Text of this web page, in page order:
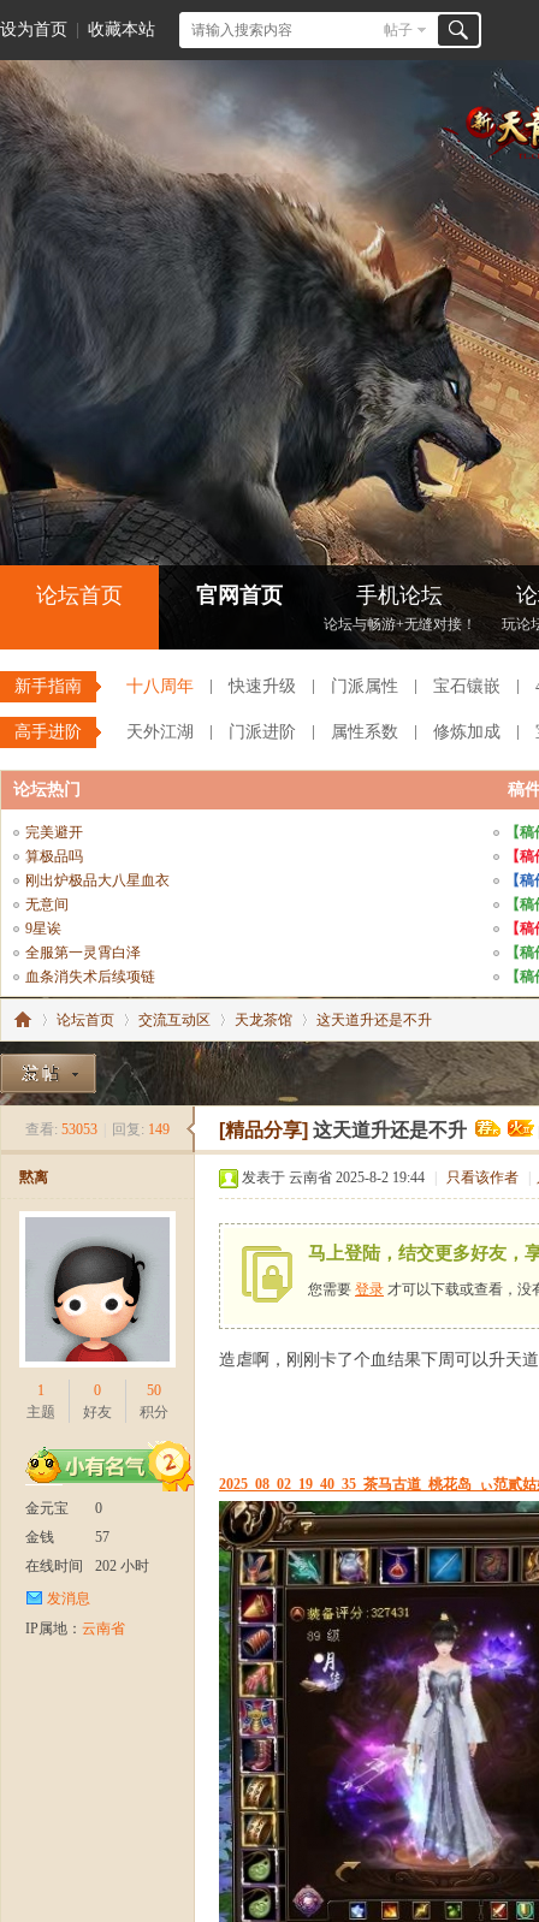
设为首页 收藏本站 帖子
论坛首页 官网首页 手机论坛
论坛与畅游+无缝对接！ 玩论
新手指南 十八周年 快速升级 门派属性 宝石镶嵌
高手进阶 天外江湖 门派进阶 属性系数 修炼加成
论坛热门 稿
完美避开
算极品吗
刚出炉极品大八星血衣
无意间
9星诶
全服第一灵霄白泽
血条消失术后续项链
【
【
【
【
【
【
【
《
新
天
»
论坛首页
›
交流互动区 天龙茶馆
›
这天道升还是不升
查看: 53053 回复: 149 [精品分享] 这天道升还是不升
黙离
1
主题
0
好友
50
积分
金元宝
0
金钱
57
在线时间
202 小时
发消息
IP属地： 云南省
发表于 云南省 2025-8-2 19:44 只看该作者
马上登陆，结交更多好友，
您需要 登录 才可以下载或查看，没
造虐啊，刚刚卡了个血结果下周可以升天
2025_08_02_19_40_35_茶马古道_桃花岛_ぃ范貳